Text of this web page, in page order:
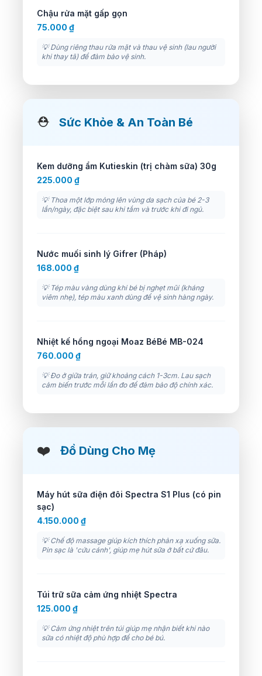
Chậu rửa mặt gấp gọn
75.000 ₫
💡 Dùng riêng thau rửa mặt và thau vệ sinh (lau người
khi thay tã) để đảm bảo vệ sinh.
⛑️ Sức Khỏe & An Toàn Bé
Kem dưỡng ẩm Kutieskin (trị chàm sữa) 30g
225.000 ₫
💡 Thoa một lớp mỏng lên vùng da sạch của bé 2-3
lần/ngày, đặc biệt sau khi tắm và trước khi đi ngủ.
Nước muối sinh lý Gifrer (Pháp)
168.000 ₫
💡 Tép màu vàng dùng khi bé bị nghẹt mũi (kháng
viêm nhẹ), tép màu xanh dùng để vệ sinh hàng ngày.
Nhiệt kế hồng ngoại Moaz BéBé MB-024
760.000 ₫
💡 Đo ở giữa trán, giữ khoảng cách 1-3cm. Lau sạch
cảm biến trước mỗi lần đo để đảm bảo độ chính xác.
❤️ Đồ Dùng Cho Mẹ
Máy hút sữa điện đôi Spectra S1 Plus (có pin
sạc)
4.150.000 ₫
💡 Chế độ massage giúp kích thích phản xạ xuống sữa.
Pin sạc là 'cứu cánh', giúp mẹ hút sữa ở bất cứ đâu.
Túi trữ sữa cảm ứng nhiệt Spectra
125.000 ₫
💡 Cảm ứng nhiệt trên túi giúp mẹ nhận biết khi nào
sữa có nhiệt độ phù hợp để cho bé bú.